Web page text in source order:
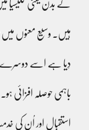
کے بدن یعنی
ہیں۔ وسیع معنوں
دِیا ہے اسے دوسرے
باہمی حوصلہ افزائی
استقبال اور اُن کی